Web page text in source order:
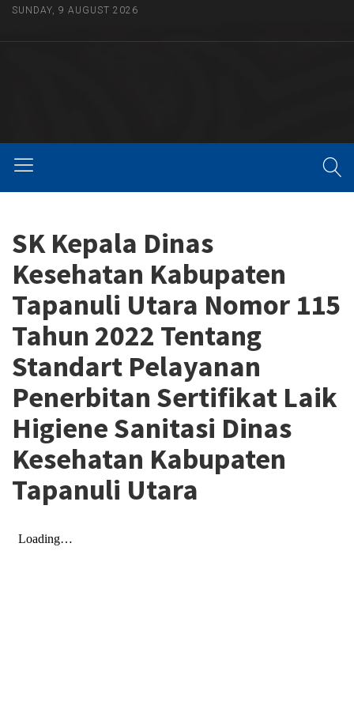
SUNDAY, 9 AUGUST 2026
SK Kepala Dinas
Kesehatan Kabupaten
Tapanuli Utara Nomor 115
Tahun 2022 Tentang
Standart Pelayanan
Penerbitan Sertifikat Laik
Higiene Sanitasi Dinas
Kesehatan Kabupaten
Tapanuli Utara